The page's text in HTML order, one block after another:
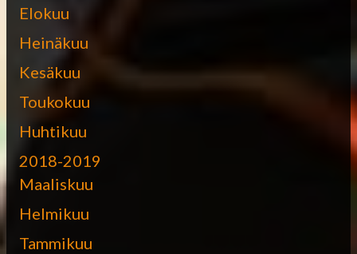
Elokuu
Heinäkuu
Kesäkuu
Toukokuu
Huhtikuu
2018-2019
Maaliskuu
Helmikuu
Tammikuu